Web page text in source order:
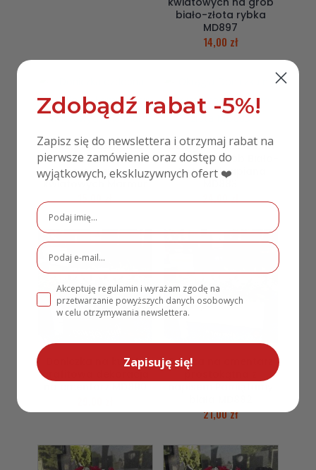
biało-złota rybka
MD897
14,00 zł
Doniczka ozdobna
Floryda do
kompozycji
kwiatowych Marmur
15,00zł
Okrągła Doniczka na
Kwiatki na Grób Biało-
Złota Nakrapiana
24,00zł
Doniczka na kwiaty
grafitowa dekoracja
Donica na cmentarz
21,00zł
Zdobądź rabat -5%!
Zapisz się do newslettera i otrzymaj rabat na
pierwsze zamówienie oraz dostęp do
wyjątkowych, ekskluzywnych ofert ❤️
Akceptuję regulamin i wyrażam zgodę na
przetwarzanie powyższych danych osobowych
w celu otrzymywania newslettera.
Zapisuję się!